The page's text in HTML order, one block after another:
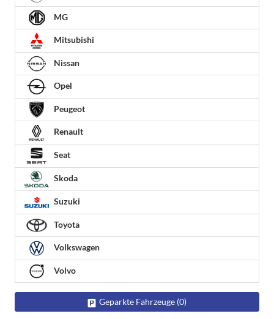
MG
Mitsubishi
Nissan
Opel
Peugeot
Renault
Seat
Skoda
Suzuki
Toyota
Volkswagen
Volvo
Geparkte Fahrzeuge (0)